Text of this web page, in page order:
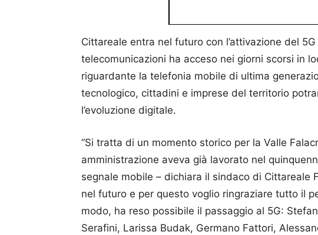
Cittareale entra nel futuro con l’attivazione del
telecomunicazioni ha acceso nei giorni scorsi in
riguardante la telefonia mobile di ultima
tecnologico, cittadini e imprese del territorio
l’evoluzione digitale.
“Si tratta di un momento storico per la Valle
amministrazione aveva già lavorato nel
segnale mobile – dichiara il sindaco di Cittareale
nel futuro e per questo voglio ringraziare tutto il
modo, ha reso possibile il passaggio al 5G:
Serafini, Larissa Budak, Germano Fattori,